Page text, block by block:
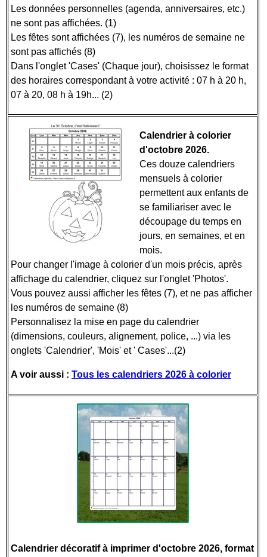
Les données personnelles (agenda, anniversaires, etc.)
ne sont pas affichées. (1)
Les fêtes sont affichées (7), les numéros de semaine ne
sont pas affichés (8)
Dans l'onglet 'Cases' (Chaque jour), choisissez le format
des horaires correspondant à votre activité : 07 h à 20 h,
07 à 20, 08 h à 19h... (2)
Calendrier à colorier
d'octobre 2026.
Ces douze calendriers
mensuels à colorier
permettent aux enfants de
se familiariser avec le
découpage du temps en
jours, en semaines, et en
mois.
Pour changer l'image à colorier d'un mois précis, après
affichage du calendrier, cliquez sur l'onglet 'Photos'.
Vous pouvez aussi afficher les fêtes (7), et ne pas afficher
les numéros de semaine (8)
Personnalisez la mise en page du calendrier
(dimensions, couleurs, alignement, police, ...) via les
onglets 'Calendrier', 'Mois' et ' Cases'...(2)
A voir aussi : Tous les calendriers 2026 à colorier
Calendrier décoratif à imprimer d'octobre 2026, format